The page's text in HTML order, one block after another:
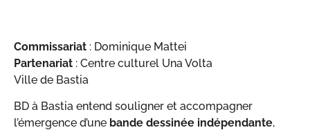
Commissariat : Dominique Mattei
Partenariat : Centre culturel Una Volta
Ville de Bastia
BD à Bastia entend souligner et accompagner
l’émergence d’une bande dessinée indépendante,